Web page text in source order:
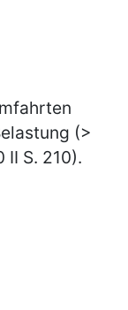
(>
II S. 210).